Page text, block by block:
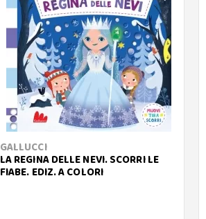
GALLUCCI
LA REGINA DELLE NEVI. SCORRI LE
FIABE. EDIZ. A COLORI